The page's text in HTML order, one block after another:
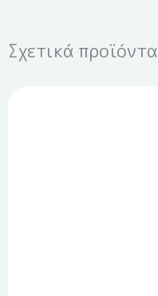
Σχετικά προϊόντα